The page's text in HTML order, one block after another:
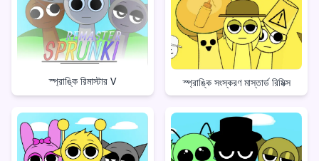
স্প্রাঙ্কি রিমাস্টার V স্প্রাঙ্কি সংস্করণ মাস্তার্ড রিমিক্স